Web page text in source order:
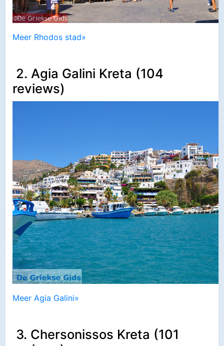
Meer Rhodos stad»
2. Agia Galini Kreta (104
reviews)
Meer Agia Galini»
3. Chersonissos Kreta (101